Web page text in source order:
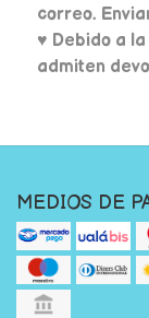
correo.
♥ Debido a
admiten
MEDIOS DE